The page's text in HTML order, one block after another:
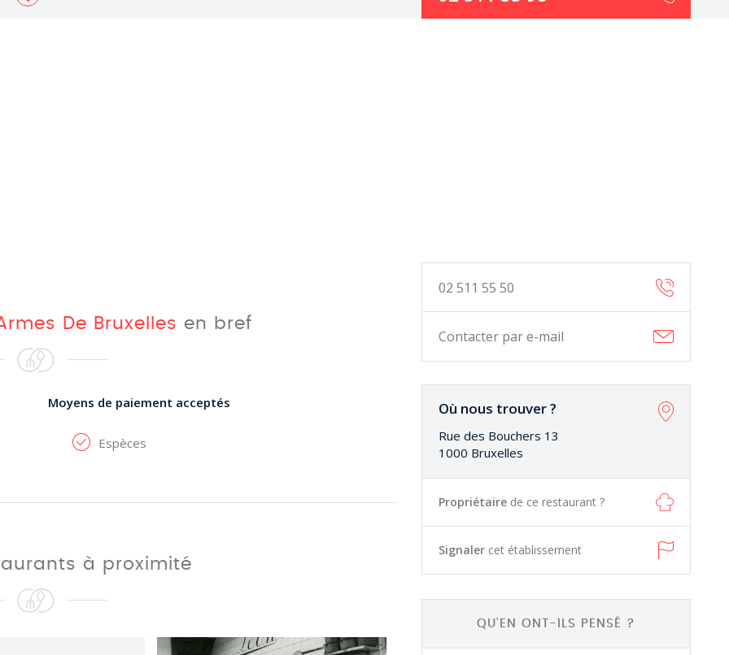
02 511 55 50
Contacter par e-mail
Où nous trouver ?
Rue des Bouchers 13
1000 Bruxelles
Propriétaire de ce restaurant ?
Signaler cet établissement
QU'EN ONT-ILS PENSÉ ?
De Bruxelles en bref
Moyens de paiement acceptés
Espèces
à proximité